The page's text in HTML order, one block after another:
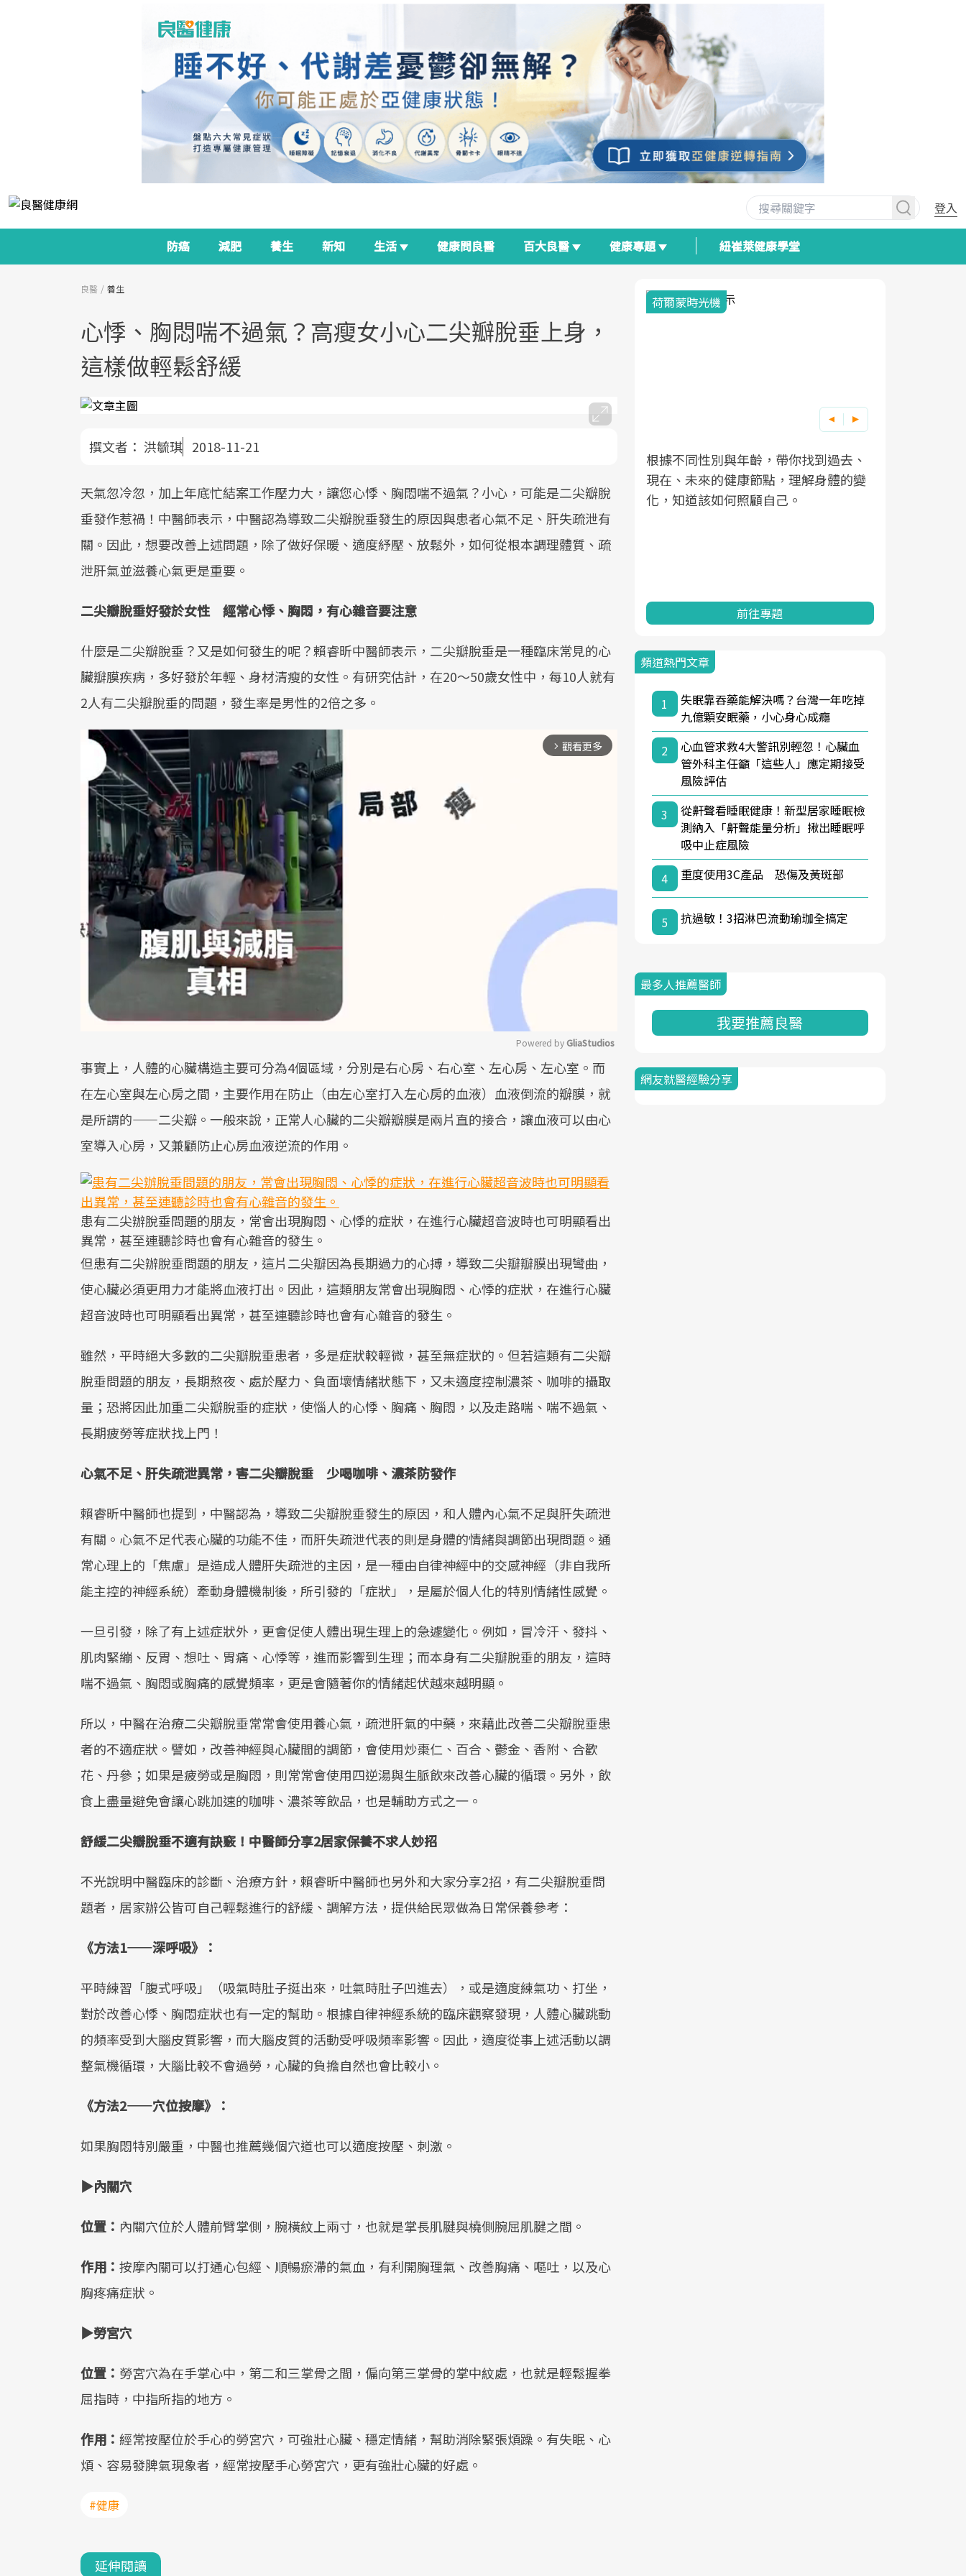
登入
防癌 減肥 養生 新知 生活 健康問良醫 百大良醫 健康專題 紐崔萊健康學堂
良醫 養生
心悸、胸悶喘不過氣？高瘦女小心二尖瓣脫垂上身，
這樣做輕鬆舒緩
撰文者： 洪毓琪 2018-11-21
天氣忽冷忽，加上年底忙結案工作壓力大，讓您心悸、胸悶喘不過氣？小心，可能是二尖瓣脫
垂發作惹禍！中醫師表示，中醫認為導致二尖瓣脫垂發生的原因與患者心氣不足、肝失疏泄有
關。因此，想要改善上述問題，除了做好保暖、適度紓壓、放鬆外，如何從根本調理體質、疏
泄肝氣並滋養心氣更是重要。
二尖瓣脫垂好發於女性 經常心悸、胸悶，有心雜音要注意
什麼是二尖瓣脫垂？又是如何發生的呢？賴睿昕中醫師表示，二尖瓣脫垂是一種臨床常見的心
臟瓣膜疾病，多好發於年輕、身材清瘦的女性。有研究估計，在20～50歲女性中，每10人就有
2人有二尖瓣脫垂的問題，發生率是男性的2倍之多。
arrow_forward_ios 觀看更多
Mute
Powered by GliaStudios
事實上，人體的心臟構造主要可分為4個區域，分別是右心房、右心室、左心房、左心室。而
在左心室與左心房之間，主要作用在防止（由左心室打入左心房的血液）血液倒流的瓣膜，就
是所謂的——二尖瓣。一般來說，正常人心臟的二尖瓣瓣膜是兩片直的接合，讓血液可以由心
室導入心房，又兼顧防止心房血液逆流的作用。
患有二尖辦脫垂問題的朋友，常會出現胸悶、心悸的症狀，在進行心臟超音波時也可明顯看出
異常，甚至連聽診時也會有心雜音的發生。
但患有二尖辦脫垂問題的朋友，這片二尖瓣因為長期過力的心搏，導致二尖瓣瓣膜出現彎曲，
使心臟必須更用力才能將血液打出。因此，這類朋友常會出現胸悶、心悸的症狀，在進行心臟
超音波時也可明顯看出異常，甚至連聽診時也會有心雜音的發生。
雖然，平時絕大多數的二尖瓣脫垂患者，多是症狀較輕微，甚至無症狀的。但若這類有二尖瓣
脫垂問題的朋友，長期熬夜、處於壓力、負面壞情緒狀態下，又未適度控制濃茶、咖啡的攝取
量；恐將因此加重二尖瓣脫垂的症狀，使惱人的心悸、胸痛、胸悶，以及走路喘、喘不過氣、
長期疲勞等症狀找上門！
心氣不足、肝失疏泄異常，害二尖瓣脫垂 少喝咖啡、濃茶防發作
賴睿昕中醫師也提到，中醫認為，導致二尖瓣脫垂發生的原因，和人體內心氣不足與肝失疏泄
有關。心氣不足代表心臟的功能不佳，而肝失疏泄代表的則是身體的情緒與調節出現問題。通
常心理上的「焦慮」是造成人體肝失疏泄的主因，是一種由自律神經中的交感神經（非自我所
能主控的神經系統）牽動身體機制後，所引發的「症狀」，是屬於個人化的特別情緒性感覺。
一旦引發，除了有上述症狀外，更會促使人體出現生理上的急遽變化。例如，冒冷汗、發抖、
肌肉緊繃、反胃、想吐、胃痛、心悸等，進而影響到生理；而本身有二尖瓣脫垂的朋友，這時
喘不過氣、胸悶或胸痛的感覺頻率，更是會隨著你的情緒起伏越來越明顯。
所以，中醫在治療二尖瓣脫垂常常會使用養心氣，疏泄肝氣的中藥，來藉此改善二尖瓣脫垂患
者的不適症狀。譬如，改善神經與心臟間的調節，會使用炒棗仁、百合、鬱金、香附、合歡
花、丹參；如果是疲勞或是胸悶，則常常會使用四逆湯與生脈飲來改善心臟的循環。另外，飲
食上盡量避免會讓心跳加速的咖啡、濃茶等飲品，也是輔助方式之一。
舒緩二尖瓣脫垂不適有訣竅！中醫師分享2居家保養不求人妙招
不光說明中醫臨床的診斷、治療方針，賴睿昕中醫師也另外和大家分享2招，有二尖瓣脫垂問
題者，居家辦公皆可自己輕鬆進行的舒緩、調解方法，提供給民眾做為日常保養參考：
《方法1——深呼吸》：
平時練習「腹式呼吸」（吸氣時肚子挺出來，吐氣時肚子凹進去），或是適度練氣功、打坐，
對於改善心悸、胸悶症狀也有一定的幫助。根據自律神經系統的臨床觀察發現，人體心臟跳動
的頻率受到大腦皮質影響，而大腦皮質的活動受呼吸頻率影響。因此，適度從事上述活動以調
整氣機循環，大腦比較不會過勞，心臟的負擔自然也會比較小。
《方法2——穴位按摩》：
如果胸悶特別嚴重，中醫也推薦幾個穴道也可以適度按壓、刺激。
▶內關穴
位置： 內關穴位於人體前臂掌側，腕橫紋上兩寸，也就是掌長肌腱與橈側腕屈肌腱之間。
作用： 按摩內關可以打通心包經、順暢瘀滯的氣血，有利開胸理氣、改善胸痛、嘔吐，以及心
胸疼痛症狀。
▶勞宮穴
位置： 勞宮穴為在手掌心中，第二和三掌骨之間，偏向第三掌骨的掌中紋處，也就是輕鬆握拳
屈指時，中指所指的地方。
作用： 經常按壓位於手心的勞宮穴，可強壯心臟、穩定情緒，幫助消除緊張煩躁。有失眠、心
煩、容易發脾氣現象者，經常按壓手心勞宮穴，更有強壯心臟的好處。
#健康
延伸閱讀
政策如「健康台灣推動委員會」與「長
照3.0」的推進，「預防醫學」已成全民
關注的核心議題。然而，健檢不只是醫
全面啟動你的健康革命！
建立對亞健康的認知，進而引導實際的
改善行動。
荷爾蒙時光機
根據不同性別與年齡，帶你找到過去、
現在、未來的健康節點，理解身體的變
化，知道該如何照顧自己。
前往專題
頻道熱門文章
1
失眠靠吞藥能解決嗎？台灣一年吃掉
九億顆安眠藥，小心身心成癮
2
心血管求救4大警訊別輕忽！心臟血
管外科主任籲「這些人」應定期接受
風險評估
3
從鼾聲看睡眠健康！新型居家睡眠檢
測納入「鼾聲能量分析」揪出睡眠呼
吸中止症風險
4
重度使用3C產品 恐傷及黃斑部
5 抗過敏！3招淋巴流動瑜珈全搞定
最多人推薦醫師
我要推薦良醫
網友就醫經驗分享